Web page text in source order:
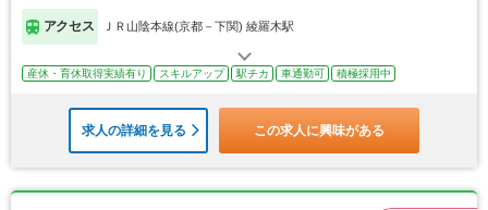
アクセス ＪＲ山陰本線(京都－下関) 綾羅木駅
産休・育休取得実績有り スキルアップ 駅チカ 車通勤可 積極採用中
求人の詳細を見る この求人に興味がある